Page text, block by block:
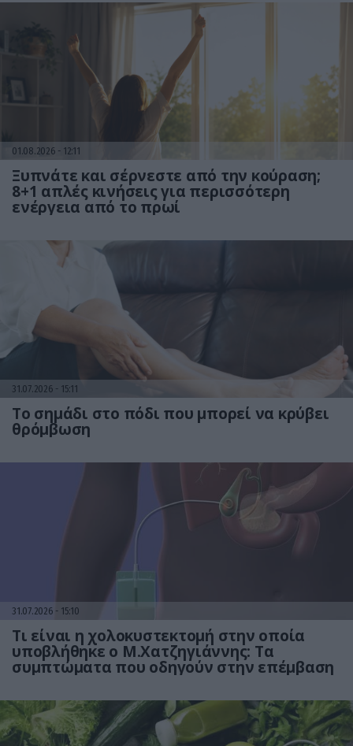
01.08.2026 12:11
Ξυπνάτε και σέρνεστε από την κούραση;
8+1 απλές κινήσεις για περισσότερη
ενέργεια από το πρωί
31.07.2026 15:11
Το σημάδι στο πόδι που μπορεί να κρύβει
θρόμβωση
31.07.2026 15:10
Τι είναι η χολοκυστεκτομή στην οποία
υποβλήθηκε ο Μ.Χατζηγιάννης: Tα
συμπτώματα που οδηγούν στην επέμβαση